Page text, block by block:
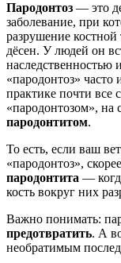
Пародонтоз — это
заболевание, при
разрушение костной
дёсен. У людей он
наследственностью
«пародонтоз» часто
практике почти все
«пародонтозом», на
пародонтитом.
То есть, если ваш
«пародонтоз»,
пародонтита —
кость вокруг них
Важно понимать:
предотвратить. А
необратимым